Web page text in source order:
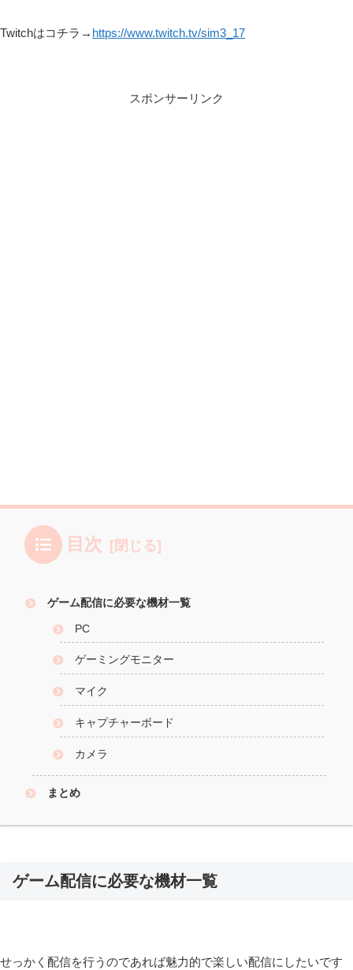
Twitchはコチラ→ https://www.twitch.tv/sim3_17
スポンサーリンク
目次
ゲーム配信に必要な機材一覧
PC
ゲーミングモニター
マイク
キャプチャーボード
カメラ
まとめ
ゲーム配信に必要な機材一覧
せっかく配信を行うのであれば魅力的で楽しい配信にしたいです